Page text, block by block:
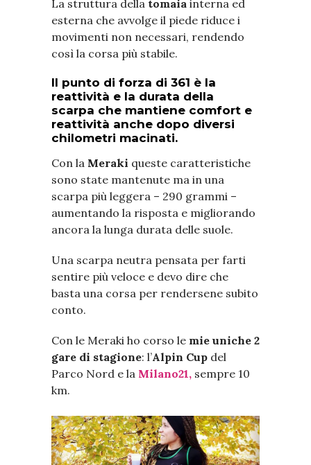
La struttura della tomaia interna ed
esterna che avvolge il piede riduce i
movimenti non necessari, rendendo
così la corsa più stabile.
Il punto di forza di 361 è la
reattività e la durata della
scarpa che mantiene comfort e
reattività anche dopo diversi
chilometri macinati.
Con la Meraki queste caratteristiche
sono state mantenute ma in una
scarpa più leggera – 290 grammi –
aumentando la risposta e migliorando
ancora la lunga durata delle suole.
Una scarpa neutra pensata per farti
sentire più veloce e devo dire che
basta una corsa per rendersene subito
conto.
Con le Meraki ho corso le mie uniche 2
gare di stagione: l’Alpin Cup del
Parco Nord e la Milano21, sempre 10
km.